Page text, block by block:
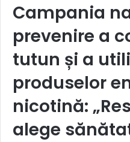
Campania
prevenire a
tutun și a
produselor
nicotină:
alege